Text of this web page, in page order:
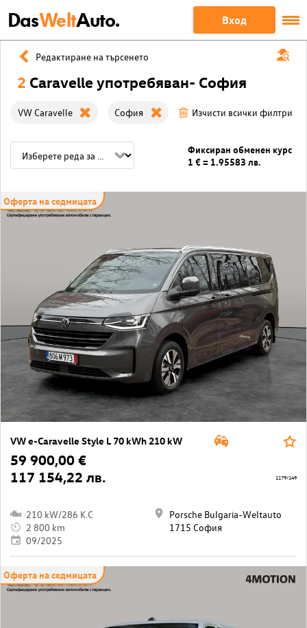
DasWeltAuto. Вход
Редактиране на търсенето
2 Caravelle употребяван- София
VW Caravelle София Изчисти всички филтри
Фиксиран обменен курс
1 € = 1.95583 лв.
Оферта на седмицата
VW e-Caravelle Style L 70 kWh 210 kW
59 900,00 €
117 154,22 лв.
210 kW/286 K.C
2 800 km
09/2025
Porsche Bulgaria-Weltauto
1715 София
1179/149
Оферта на седмицата